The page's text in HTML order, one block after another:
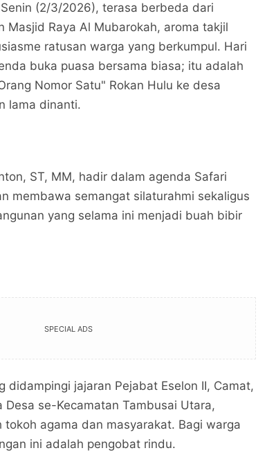
(2/3/2026), terasa berbeda dari
Masjid Raya Al Mubarokah, aroma takjil
ratusan warga yang berkumpul. Hari
buka puasa bersama biasa; itu adalah
Nomor Satu" Rokan Hulu ke desa
lama dinanti.
ST, MM, hadir dalam agenda Safari
membawa semangat silaturahmi sekaligus
yang selama ini menjadi buah bibir
SPECIAL ADS
didampingi jajaran Pejabat Eselon II, Camat,
Desa se-Kecamatan Tambusai Utara,
agama dan masyarakat. Bagi warga
ini adalah pengobat rindu.